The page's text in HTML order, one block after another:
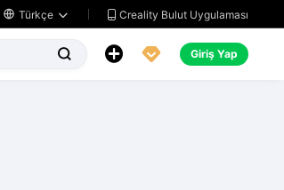
 Türkçe   Creality Bulut Uygulaması
   Giriş Yap